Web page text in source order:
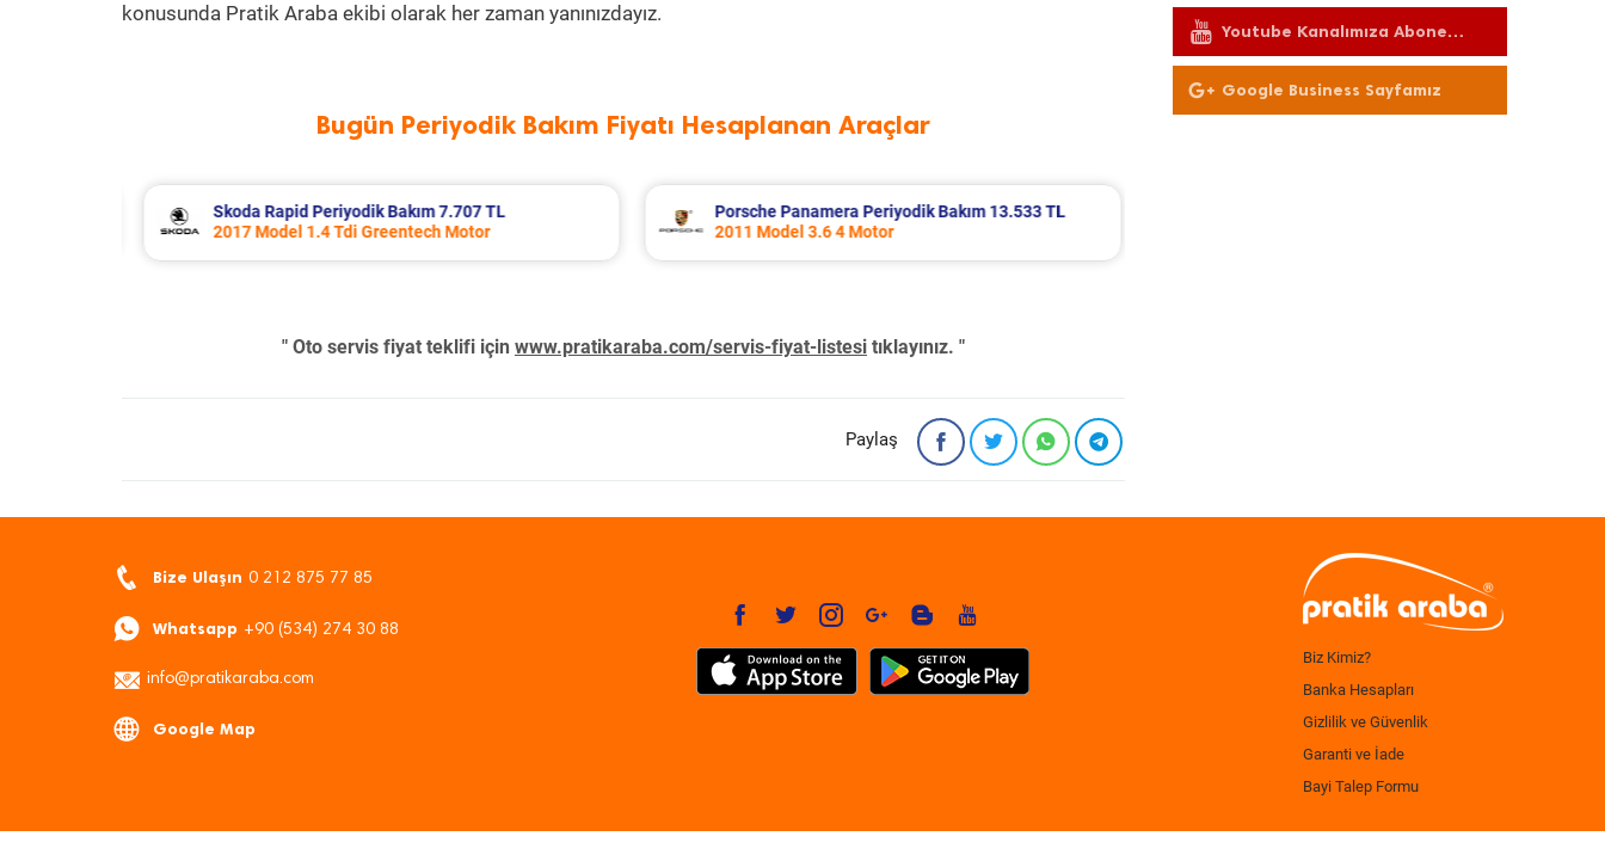
konusunda Pratik Araba ekibi olarak her zaman yanınızdayız.
Bugün Periyodik Bakım Fiyatı Hesaplanan Araçlar
Porsche Panamera Periyodik Bakım 13.533 TL
2011 Model 3.6 4 Motor
Renault Fluence Periyodik Bakım 8.285 TL
2016 Model 1.5 Dci Motor
" Oto servis fiyat teklifi için www.pratikaraba.com/servis-fiyat-listesi tıklayınız. "
Paylaş
Youtube Kanalımıza Abone
Olun
Google Business Sayfamız
Bize Ulaşın 0 212 875 77 85
Whatsapp +90 (534) 274 30 88
info@pratikaraba.com
Google Map
Biz Kimiz?
Banka Hesapları
Gizlilik ve Güvenlik
Garanti ve İade
Bayi Talep Formu